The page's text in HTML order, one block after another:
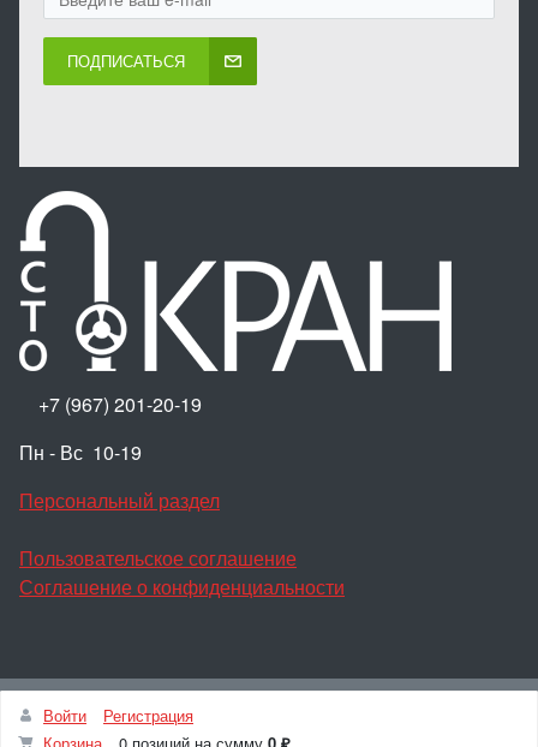
ПОДПИСАТЬСЯ
+7 (967) 201-20-19
Пн - Вс 10-19
Персональный раздел
Пользовательское соглашение
Соглашение о конфиденциальности
Наверх
Войти
Регистрация